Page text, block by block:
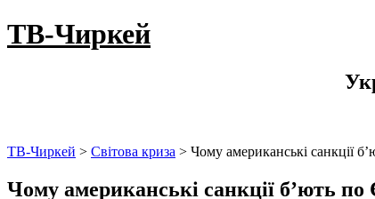
ТВ-Чиркей
ТВ-Чиркей > Світова криза > Чому американські санкції
Чому американські санкції б’ють по